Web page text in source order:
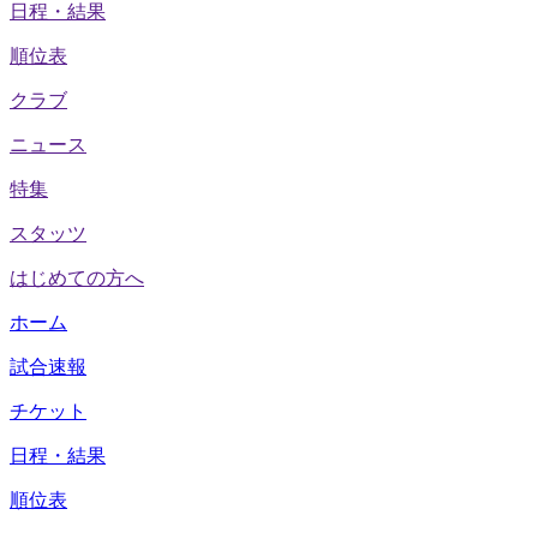
日程・結果
順位表
クラブ
ニュース
特集
スタッツ
はじめての方へ
ホーム
試合速報
チケット
日程・結果
順位表